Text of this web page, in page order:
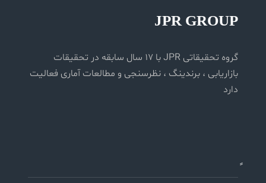
JPR GROUP
گروه تحقیقاتی JPR با 17 سال سابقه در تحقیقات
بازاریابی ، برندینگ ، نظرسنجی و مطالعات آماری فعالیت
دارد